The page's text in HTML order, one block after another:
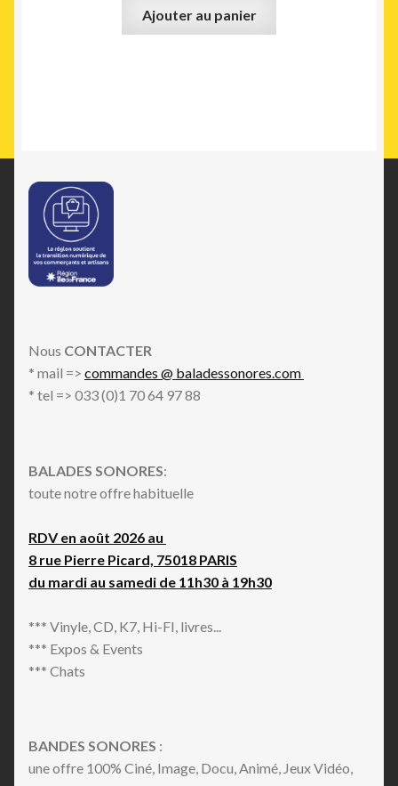
Ajouter au panier
Nous CONTACTER
* mail => commandes @ baladessonores.com
* tel => 033 (0)1 70 64 97 88
BALADES SONORES:
toute notre offre habituelle
RDV en août 2026 au
8 rue Pierre Picard, 75018 PARIS
du mardi au samedi de 11h30 à 19h30
*** Vinyle, CD, K7, Hi-FI, livres...
*** Expos & Events
*** Chats
BANDES SONORES :
une offre 100% Ciné, Image, Docu, Animé, Jeux Vidéo,